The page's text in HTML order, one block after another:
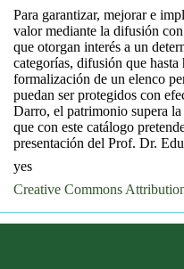
Para garantizar, mejorar e
valor mediante la difusión
que otorgan interés a un
categorías, difusión que
formalización de un elenco
puedan ser protegidos con
Darro, el patrimonio supera
que con este catálogo
presentación del Prof. Dr.
yes
Creative Commons